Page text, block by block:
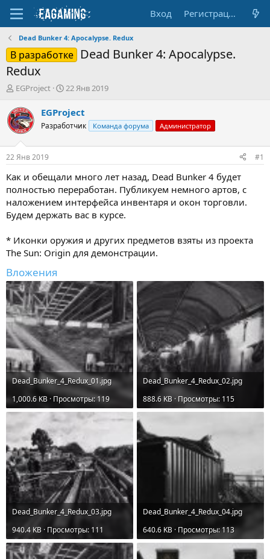
Вход Регистрация
Dead Bunker 4: Apocalypse. Redux
В разработке
Dead Bunker 4: Apocalypse.
Redux
А
т
о
р
т
е
м
ы
EGProject
Д
т
а
н
а
л
22 Янв 2019
EGProject
Разработчик Команда форума Администратор
22 Янв 2019 #1
Как и обещали много лет назад, Dead Bunker 4 будет
полностью переработан. Публикуем немного артов, с
наложением интерфейса инвентаря и окон торговли.
Будем держать вас в курсе.
* Иконки оружия и других предметов взяты из проекта
The Sun: Origin для демонстрации.
Вложения
Dead_Bunker_4_Redux_01.jpg
1,000.6 KB · Просмотры: 119
Dead_Bunker_4_Redux_02.jpg
888.6 KB · Просмотры: 115
Dead_Bunker_4_Redux_03.jpg
940.4 KB · Просмотры: 111
Dead_Bunker_4_Redux_04.jpg
640.6 KB · Просмотры: 113